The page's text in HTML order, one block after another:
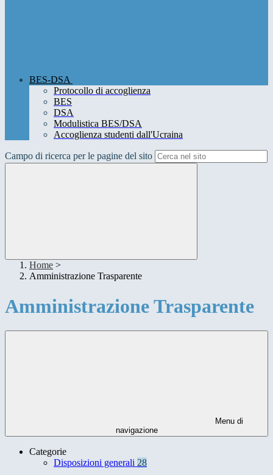
BES-DSA
Protocollo di accoglienza
BES
DSA
Modulistica BES/DSA
Accoglienza studenti dall'Ucraina
Campo di ricerca per le pagine del sito
Home >
Amministrazione Trasparente
Amministrazione Trasparente
Menu di
navigazione
Categorie
Disposizioni generali 28